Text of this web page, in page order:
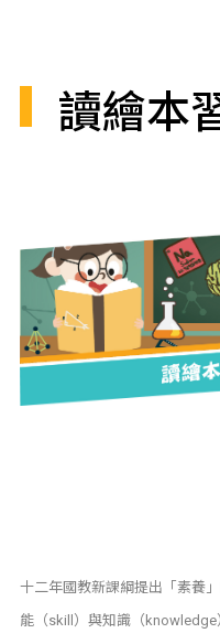
讀繪本
十二年國教新課綱提出「素養
能（skill）與知識（